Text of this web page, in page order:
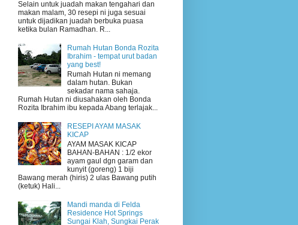
Selain untuk juadah makan tengahari dan
makan malam, 30 resepi ni juga sesuai
untuk dijadikan juadah berbuka puasa
ketika bulan Ramadhan. R...
Rumah Hutan Bonda Rozita
Ibrahim - tempat urut badan
yang best!
Rumah Hutan ni memang
dalam hutan. Bukan
sekadar nama sahaja.
Rumah Hutan ni diusahakan oleh Bonda
Rozita Ibrahim ibu kepada Abang terlajak...
RESEPI AYAM MASAK
KICAP
AYAM MASAK KICAP
BAHAN-BAHAN : 1/2 ekor
ayam gaul dgn garam dan
kunyit (goreng) 1 biji
Bawang merah (hiris) 2 ulas Bawang putih
(ketuk) Hali...
Mandi manda di Felda
Residence Hot Springs
Sungai Klah, Sungkai Perak